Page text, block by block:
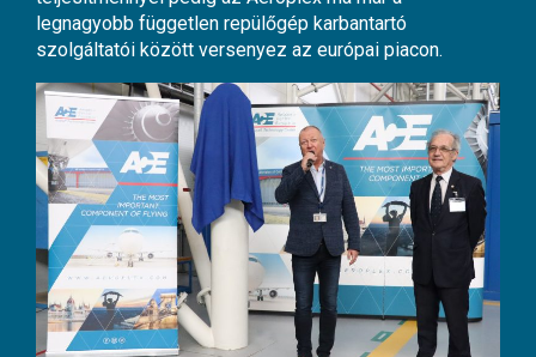
legnagyobb független repülőgép karbantartó
szolgáltatói között versenyez az európai piacon.